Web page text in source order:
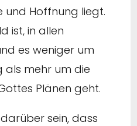
und Hoffnung liegt.
ist, in allen
es weniger um
als mehr um die
Plänen geht.
sein, dass